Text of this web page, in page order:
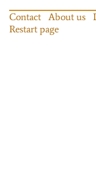
Contact About us
Restart page